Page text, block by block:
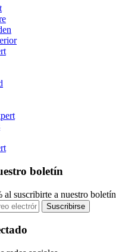
boletín
al suscribirte a nuestro boletín
Suscribirse